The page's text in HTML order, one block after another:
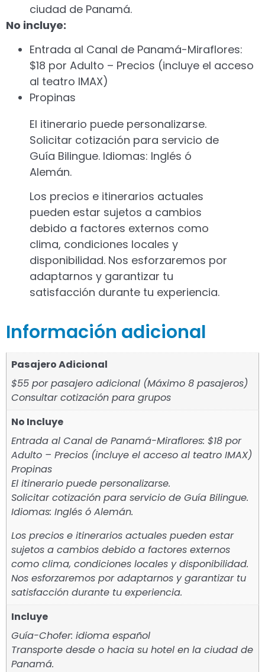
ciudad de Panamá.
No incluye:
Entrada al Canal de Panamá-Miraflores:
$18 por Adulto – Precios (incluye el acceso
al teatro IMAX)
Propinas
El itinerario puede personalizarse.
Solicitar cotización para servicio de
Guía Bilingue. Idiomas: Inglés ó
Alemán.
Los precios e itinerarios actuales
pueden estar sujetos a cambios
debido a factores externos como
clima, condiciones locales y
disponibilidad. Nos esforzaremos por
adaptarnos y garantizar tu
satisfacción durante tu experiencia.
Información adicional
Pasajero Adicional
$55 por pasajero adicional (Máximo 8 pasajeros)
Consultar cotización para grupos
No Incluye
Entrada al Canal de Panamá-Miraflores: $18 por
Adulto – Precios (incluye el acceso al teatro IMAX)
Propinas
El itinerario puede personalizarse.
Solicitar cotización para servicio de Guía Bilingue.
Idiomas: Inglés ó Alemán.
Los precios e itinerarios actuales pueden estar
sujetos a cambios debido a factores externos
como clima, condiciones locales y disponibilidad.
Nos esforzaremos por adaptarnos y garantizar tu
satisfacción durante tu experiencia.
Incluye
Guía-Chofer: idioma español
Transporte desde o hacia su hotel en la ciudad de
Panamá.